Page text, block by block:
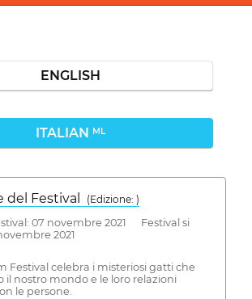
ENGLISH
ITALIAN ML
del Festival
( Edizione: )
07 novembre 2021 Festival si
2021
Festival celebra i misteriosi gatti che
il nostro mondo e le loro relazioni
le persone.